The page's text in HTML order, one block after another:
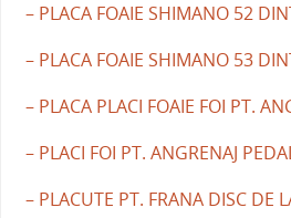
– PLACA FOAIE SHIMANO 52
– PLACA FOAIE SHIMANO 53
– PLACA PLACI FOAIE FOI PT.
– PLACI FOI PT. ANGRENAJ
– PLACUTE PT. FRANA DISC DE